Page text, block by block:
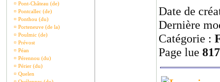
¤ Pont-Château (de)
¤ Pontcallec (de)
¤ Ponthou (du)
¤ Porteneuve (de la)
¤ Poulmic (de)
¤ Prévost
¤ Péan
¤ Pérennou (du)
¤ Périer (du)
¤ Quelen
Date de
Dernière
Catégorie :
Page lue